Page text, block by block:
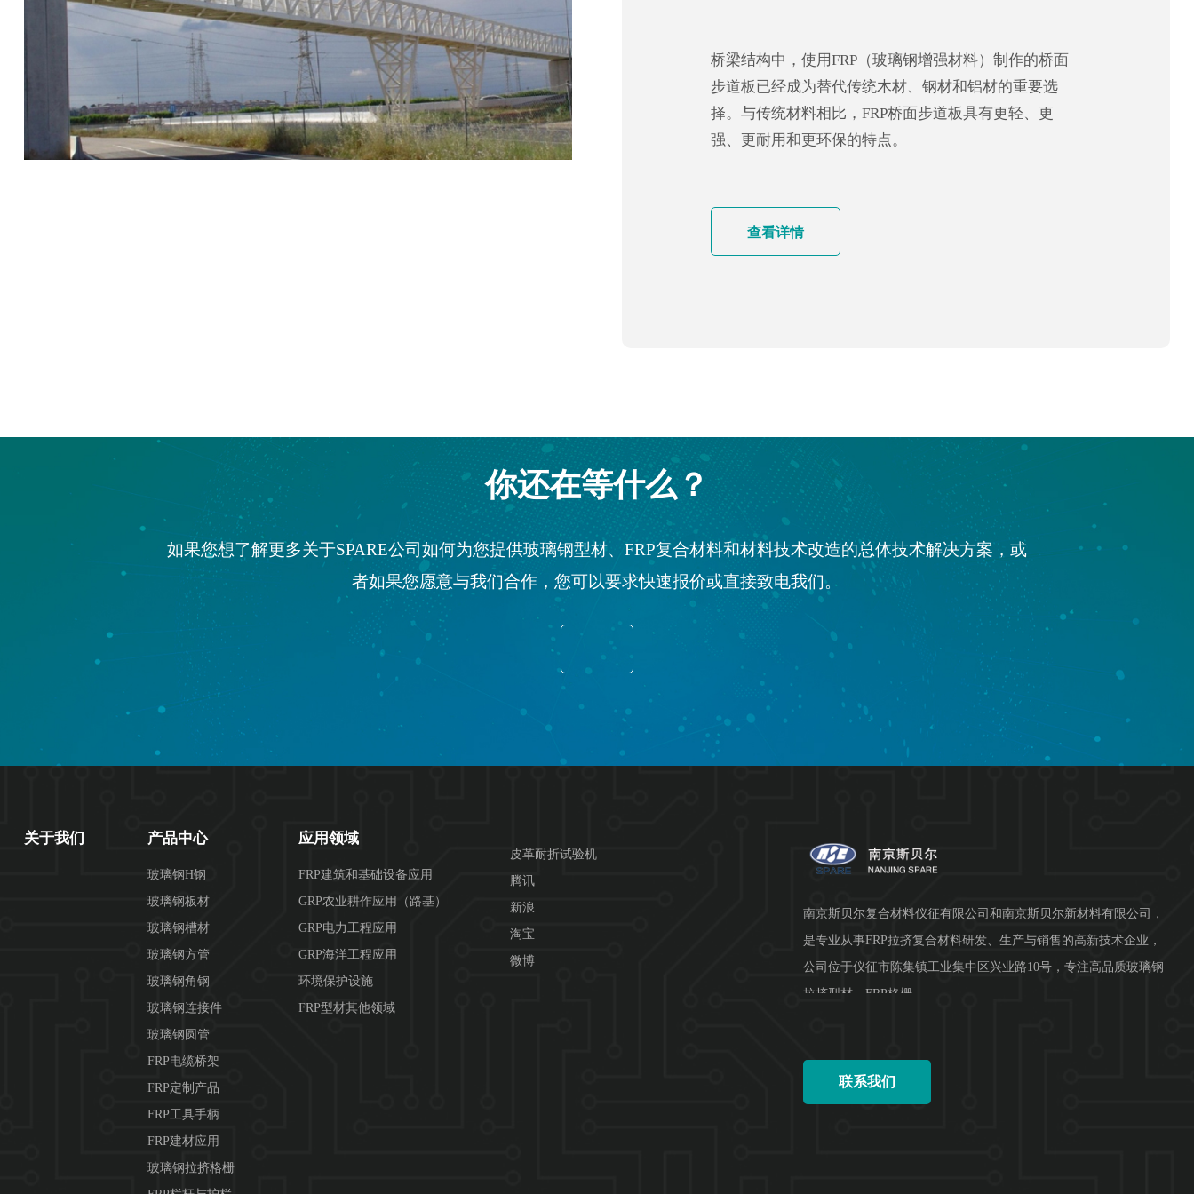
桥梁结构中，使用FRP（玻璃钢增强材料）制作的桥面
步道板已经成为替代传统木材、钢材和铝材的重要选
择。与传统材料相比，FRP桥面步道板具有更轻、更
强、更耐用和更环保的特点。
查看详情
你还在等什么？
如果您想了解更多关于SPARE公司如何为您提供玻璃钢型材、FRP复合材料和材料技术改造的总体技术解决方案，或
者如果您愿意与我们合作，您可以要求快速报价或直接致电我们。
关于我们 产品中心
玻璃钢H钢
玻璃钢板材
玻璃钢槽材
玻璃钢方管
玻璃钢角钢
玻璃钢连接件
玻璃钢圆管
FRP电缆桥架
FRP定制产品
FRP工具手柄
FRP建材应用
玻璃钢拉挤格栅
应用领域
FRP建筑和基础设备应用
GRP农业耕作应用（路基）
GRP电力工程应用
GRP海洋工程应用
环境保护设施
FRP型材其他领域
皮革耐折试验机
腾讯
新浪
淘宝
微博
南京斯贝尔复合材料仪征有限公司和南京斯贝尔新材料有限公司，
是专业从事FRP拉挤复合材料研发、生产与销售的高新技术企业，
公司位于仪征市陈集镇工业集中区兴业路10号，专注高品质玻璃钢
拉挤型材、FRP格栅、...
联系我们